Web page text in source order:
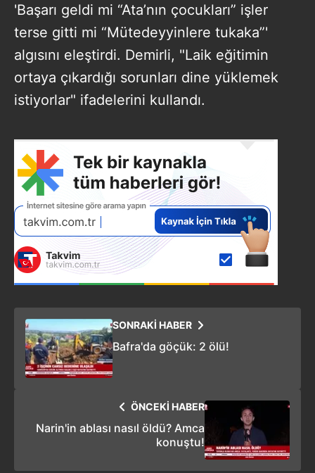
'Başarı geldi mi “Ata’nın çocukları” işler
terse gitti mi “Mütedeyyinlere tukaka”'
algısını eleştirdi. Demirli, "Laik eğitimin
ortaya çıkardığı sorunları dine yüklemek
istiyorlar" ifadelerini kullandı.
SONRAKİ HABER
Bafra'da göçük: 2 ölü!
ÖNCEKİ HABER
Narin'in ablası nasıl öldü? Amca
konuştu!